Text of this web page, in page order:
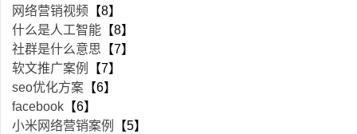
网络营销视频 【8】
什么是人工智能 【8】
社群是什么意思 【7】
软文推广案例
【7】
seo优化方案 【6】
facebook 【6】
小米网络营销案例
【5】